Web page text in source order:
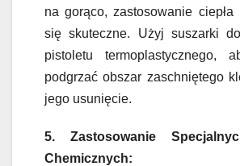
na gorąco, zastosowanie ciepła
się skuteczne. Użyj suszarki
pistoletu termoplastycznego,
podgrzać obszar zaschniętego
jego usunięcie.
5. Zastosowanie
Chemicznych: